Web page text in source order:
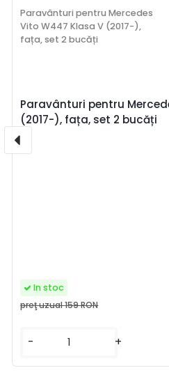
Paravânturi pentru
(2017-), fața, set 2 bucăți
Paravânturi pentru Mercedes
Vito W447 Klasa V (2017-),
fața, set 2 bucăți
preţ uzual159 RON
- +
In stoc